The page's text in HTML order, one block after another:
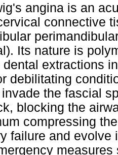
angina is an
connective
Its nature is
dental extractions
debilitating
the fascial
blocking the
compressing
failure and